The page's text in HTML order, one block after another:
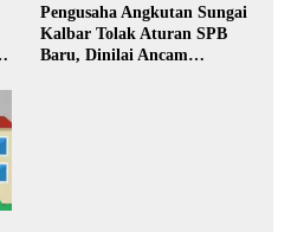
Pengusaha Angkutan Sungai
Kalbar Tolak Aturan SPB
Baru, Dinilai Ancam